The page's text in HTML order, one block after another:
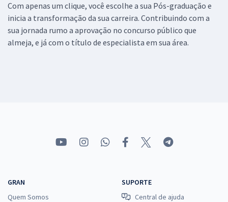
Com apenas um clique, você escolhe a sua Pós-graduação e
inicia a transformação da sua carreira. Contribuindo com a
sua jornada rumo a aprovação no concurso público que
almeja, e já com o título de especialista em sua área.
GRAN
Quem Somos
SUPORTE
Central de ajuda